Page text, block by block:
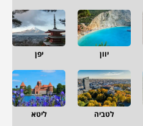
יוון יפן
לטביה ליטא